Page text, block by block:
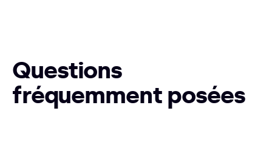
Questions
fréquemment posées